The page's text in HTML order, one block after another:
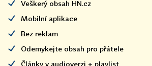
Veškerý obsah HN.cz
Mobilní aplikace
Bez reklam
Odemykejte obsah pro přátele
Články v audioverzi + playlist